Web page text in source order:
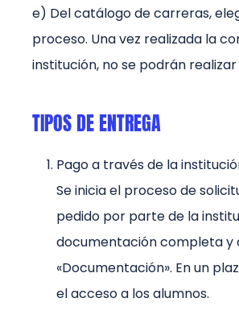
e) Del catálogo de carreras,
proceso. Una vez realizada la
institución, no se podrán
TIPOS DE ENTREGA
Pago a través de la
Se inicia el proceso de
pedido por parte de la
documentación completa y
«Documentación». En un
el acceso a los alumnos.